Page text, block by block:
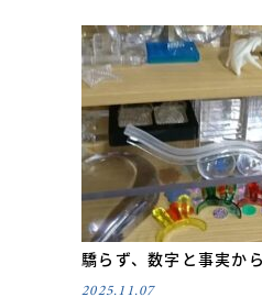
驕らず、数字と事実か
2025.11.07